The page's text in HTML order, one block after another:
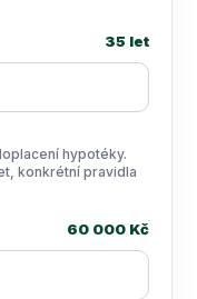
35 let
hypotéky.
konkrétní pravidla
60 000 Kč